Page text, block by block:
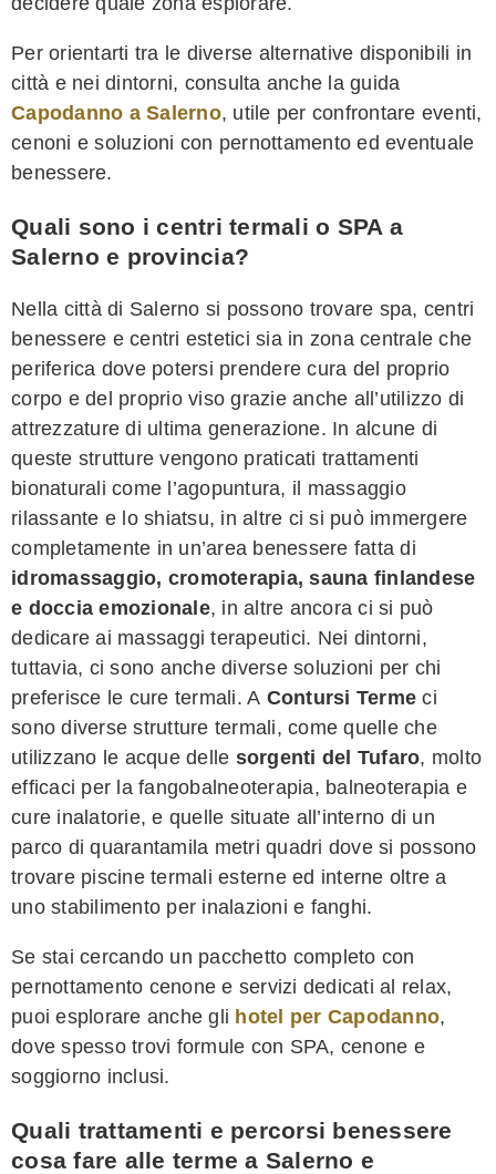
Per orientarti tra le diverse alternative disponibili in
città e nei dintorni, consulta anche la guida
Capodanno a Salerno, utile per confrontare eventi,
cenoni e soluzioni con pernottamento ed eventuale
benessere.
Quali sono i centri termali o SPA a
Salerno e provincia?
Nella città di Salerno si possono trovare spa, centri
benessere e centri estetici sia in zona centrale che
periferica dove potersi prendere cura del proprio
corpo e del proprio viso grazie anche all’utilizzo di
attrezzature di ultima generazione. In alcune di
queste strutture vengono praticati trattamenti
bionaturali come l’agopuntura, il massaggio
rilassante e lo shiatsu, in altre ci si può immergere
completamente in un’area benessere fatta di
idromassaggio, cromoterapia, sauna finlandese
e doccia emozionale, in altre ancora ci si può
dedicare ai massaggi terapeutici. Nei dintorni,
tuttavia, ci sono anche diverse soluzioni per chi
preferisce le cure termali. A Contursi Terme ci
sono diverse strutture termali, come quelle che
utilizzano le acque delle sorgenti del Tufaro, molto
efficaci per la fangobalneoterapia, balneoterapia e
cure inalatorie, e quelle situate all’interno di un
parco di quarantamila metri quadri dove si possono
trovare piscine termali esterne ed interne oltre a
uno stabilimento per inalazioni e fanghi.
Se stai cercando un pacchetto completo con
pernottamento cenone e servizi dedicati al relax,
puoi esplorare anche gli hotel per Capodanno,
dove spesso trovi formule con SPA, cenone e
soggiorno inclusi.
Quali trattamenti e percorsi benessere
cosa fare alle terme a Salerno e